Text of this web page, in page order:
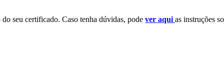
seu certificado. Caso tenha dúvidas, pode ver aqui as instruções